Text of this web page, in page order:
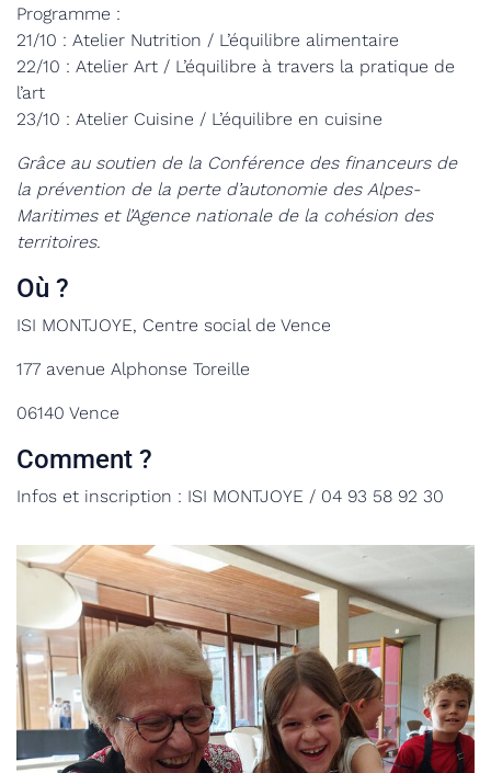
Programme :
21/10 : Atelier Nutrition / L’équilibre alimentaire
22/10 : Atelier Art / L’équilibre à travers la pratique de
l’art
23/10 : Atelier Cuisine / L’équilibre en cuisine
Grâce au soutien de la Conférence des financeurs de
la prévention de la perte d’autonomie des Alpes-
Maritimes et l’Agence nationale de la cohésion des
territoires.
Où ?
ISI MONTJOYE, Centre social de Vence
177 avenue Alphonse Toreille
06140 Vence
Comment ?
Infos et inscription : ISI MONTJOYE / 04 93 58 92 30